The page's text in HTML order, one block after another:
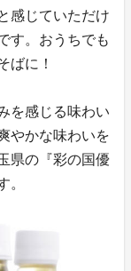
感じていただけ
す。おうちでも
ばに！
を感じる味わい
やかな味わいを
県の『彩の国優
。